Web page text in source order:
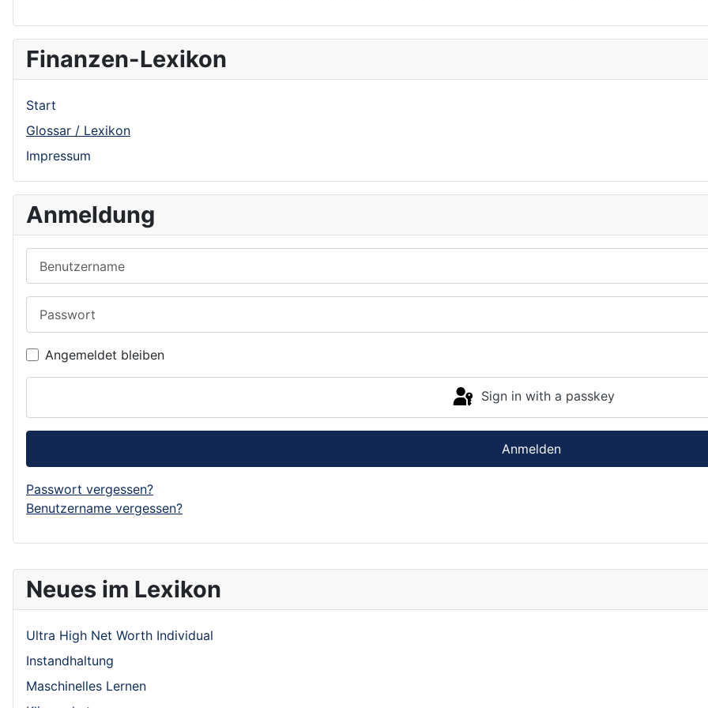
Neues im Lexikon
Ultra High Net Worth Individual
Instandhaltung
Maschinelles Lernen
Finanzen-Lexikon
Start
Glossar / Lexikon
Impressum
Anmeldung
Angemeldet bleiben
Sign in with a passkey
Anmelden
Passwort vergessen?
Benutzername vergessen?